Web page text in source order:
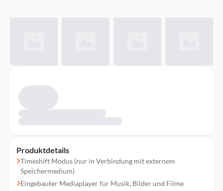
Produktdetails
Timeshift Modus (nur in Verbindung mit externem
Speichermedium)
Eingebauter Mediaplayer für Musik, Bilder und Filme